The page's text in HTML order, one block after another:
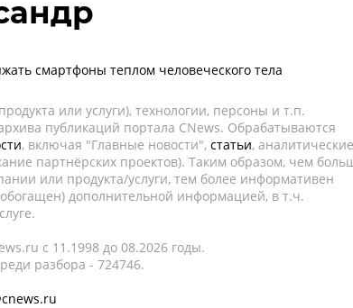
смартфоны теплом человеческого тела
или услуги), технологии, персоны и т.п.
публикаций портала CNews. Обрабатываются
, включая "Главные новости", статьи, аналитические
партнёрских проектов). Таким образом, чем
или продукта/услуги, тем более информативен
дополнительной информацией, в т.ч.
c 11.1998 до 08.2026 годы.
разбора - 724746.